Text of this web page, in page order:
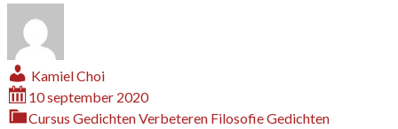
Kamiel Choi
10 september 2020
Cursus Gedichten Verbeteren FilosofieGedichten